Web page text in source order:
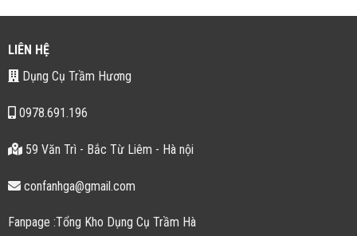
LIÊN HỆ
Dụng Cụ Trầm Hương
0978.691.196
59 Văn Trì - Bắc Từ Liêm - Hà nội
confanhga@gmail.com
Fanpage :Tổng Kho Dụng Cụ Trầm Hà